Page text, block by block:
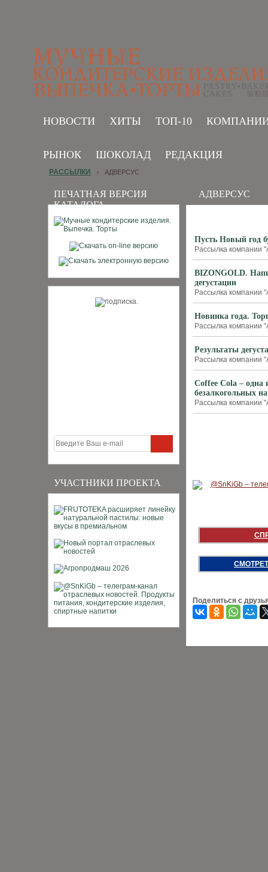
НОВОСТИ ХИТЫ ТОП-10
РЫНОК ШОКОЛАД РЕДАКЦИЯ
ПЕЧАТНАЯ ВЕРСИЯ
КАТАЛОГА
УЧАСТНИКИ ПРОЕКТА
РАССЫЛКИ › АДВЕРСУС
АДВЕРСУС
Пусть Новый год
Рассылка компании
BIZONGOLD.
дегустации
Рассылка компании
Новинка года.
Рассылка компании
Результаты
Рассылка компании
Coffee Cola –
безалкогольных
Рассылка компании
Поделиться с